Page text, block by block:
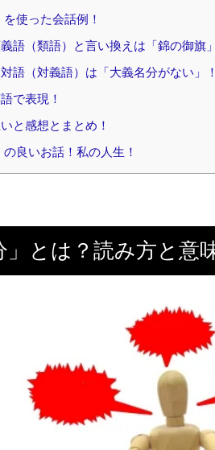
を使った会話例！
語（類語）と言い換えは「錦の御旗
語（対義語）は「大義名分がない」
で表現！
と感想とまとめ！
の良いお話！私の人生！
」とは？読み方と意